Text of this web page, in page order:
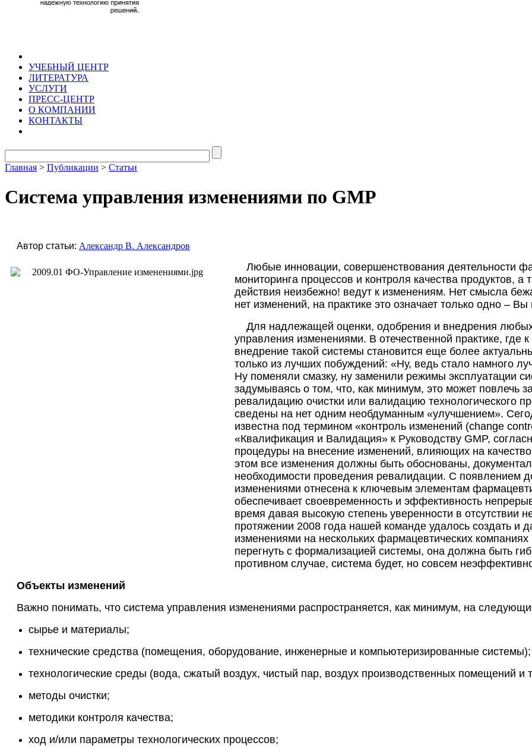
УЧЕБНЫЙ ЦЕНТР
ЛИТЕРАТУРА
УСЛУГИ
ПРЕСС-ЦЕНТР
О КОМПАНИИ
КОНТАКТЫ
Главная > Публикации > Статьи
Cистема управления изменениями по GMP
Автор статьи: Александр В. Александров
Любые инновации, совершенствования деятельности
мониторинга процессов и контроля качества продуктов,
действия неизбежно! ведут к изменениям. Нет смысла
нет изменений, на практике это означает только одно –
Для надлежащей оценки, одобрения и внедрения
управления изменениями. В отечественной практике, где
внедрение такой системы становится еще более
только из лучших побуждений: «Ну, ведь стало намного
Ну поменяли смазку, ну заменили режимы эксплуатации
задумываясь о том, что, как минимум, это может повлечь
ревалидацию очистки или валидацию технологического
сведены на нет одним необдуманным «улучшением».
известна под термином «контроль изменений (change
«Квалификация и Валидация» к Руководству GMP,
процедуры на внесение изменений, влияющих на
этом все изменения должны быть обоснованы,
необходимости проведения ревалидации. С появлением
изменениями отнесена к ключевым элементам
обеспечивает своевременность и эффективность
время давая высокую степень уверенности в отсутствии
протяжении 2008 года нашей команде удалось создать и
изменениями на нескольких фармацевтических
перегнуть с формализацией системы, она должна быть
противном случае, система будет, но совсем
Объекты изменений
Важно понимать, что система управления изменениями распространяется, как минимум, на
сырье и материалы;
технические средства (помещения, оборудование, инженерные и компьютеризированные системы);
технологические среды (вода, сжатый воздух, чистый пар, воздух производственных помещений и
методы очистки;
методики контроля качества;
ход и/или параметры технологических процессов;